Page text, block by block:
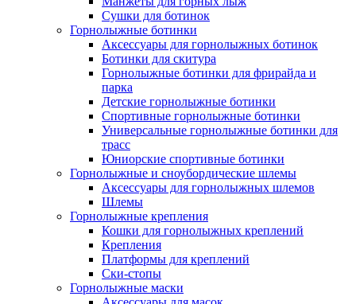
Сушки для ботинок
Горнолыжные ботинки
Аксессуары для горнолыжных ботинок
Ботинки для скитура
Горнолыжные ботинки для фрирайда и
парка
Детские горнолыжные ботинки
Спортивные горнолыжные ботинки
Универсальные горнолыжные ботинки для
трасс
Юниорские спортивные ботинки
Горнолыжные и сноубордические шлемы
Аксессуары для горнолыжных шлемов
Шлемы
Горнолыжные крепления
Кошки для горнолыжных креплений
Крепления
Платформы для креплений
Ски-стопы
Горнолыжные маски